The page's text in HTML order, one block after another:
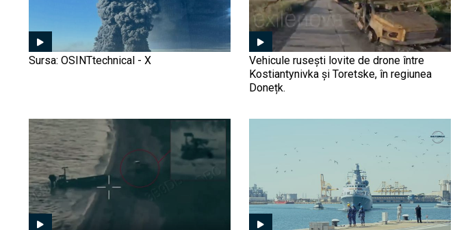
Sursa: OSINTtechnical - X
Vehicule rusești lovite de drone între
Kostiantynivka și Toretske, în regiunea
Donețk.